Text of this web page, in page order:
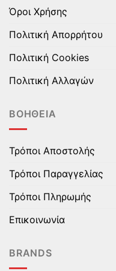
Όροι Χρήσης
Πολιτική Απορρήτου
Πολιτική Cookies
Πολιτική Αλλαγών
ΒΟΉΘΕΙΑ
Τρόποι Αποστολής
Τρόποι Παραγγελίας
Τρόποι Πληρωμής
Επικοινωνία
BRANDS